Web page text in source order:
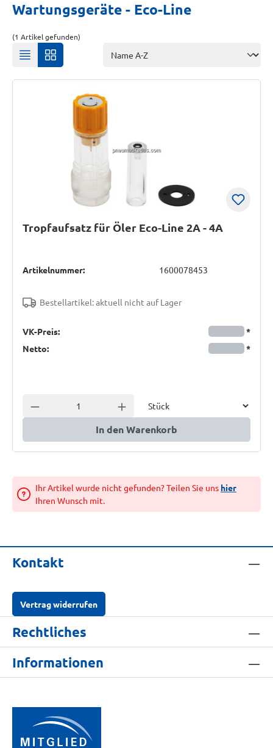
Wartungsgeräte - Eco-Line
(1 Artikel gefunden)
Tropfaufsatz für Öler Eco-Line 2A - 4A
Artikelnummer: 1600078453
Bestellartikel: aktuell nicht auf Lager
VK-Preis:
*
Netto:
*
Anzahl verringern Anzahl erhöhen
In den Warenkorb
Ihr Artikel wurde nicht gefunden? Teilen Sie uns hier
Ihren Wunsch mit.
Kontakt
Vertrag widerrufen
Rechtliches
Informationen